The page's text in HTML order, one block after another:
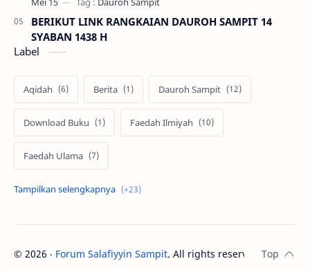
BERIKUT LINK RANGKAIAN DAUROH SAMPIT 14
SYABAN 1438 H
Label
Aqidah Berita Dauroh Sampit
Download Buku Faedah Ilmiyah
Faedah Ulama
Fatawa Ulama Fawaid Ilmiya
Fawaid Ilmiyah Fiqih
forumsalafiyyinsampit Hadits Iedulfitri
© 2026 ‧ Forum Salafiyyin Sampit. All rights reserved.